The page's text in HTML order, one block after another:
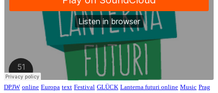
DPJW online Europa text Festival GLÜCK Lanterna futuri online Music Prag